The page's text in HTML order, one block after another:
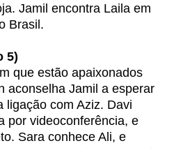
Jamil encontra Laila em
Brasil.
5)
que estão apaixonados
aconselha Jamil a esperar
ligação com Aziz. Davi
por videoconferência, e
Sara conhece Ali, e